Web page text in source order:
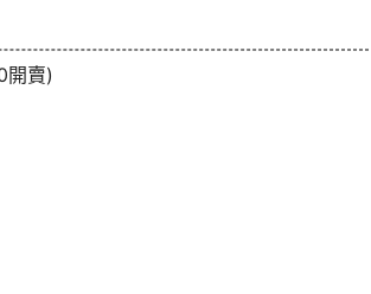
開賣)